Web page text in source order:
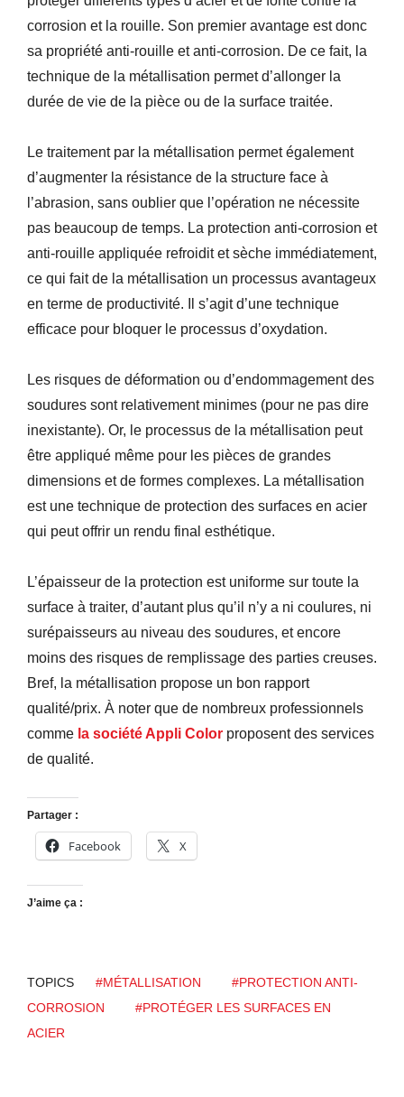
corrosion et la rouille. Son premier avantage est donc
sa propriété anti-rouille et anti-corrosion. De ce fait, la
technique de la métallisation permet d’allonger la
durée de vie de la pièce ou de la surface traitée.
Le traitement par la métallisation permet également
d’augmenter la résistance de la structure face à
l’abrasion, sans oublier que l’opération ne nécessite
pas beaucoup de temps. La protection anti-corrosion et
anti-rouille appliquée refroidit et sèche immédiatement,
ce qui fait de la métallisation un processus avantageux
en terme de productivité.
Il s’agit d’une technique
efficace pour bloquer le processus d’oxydation.
Les risques de déformation ou d’endommagement des
soudures sont relativement minimes (pour ne pas dire
inexistante). Or, le processus de la métallisation peut
être appliqué même pour les pièces de grandes
dimensions et de formes complexes. La métallisation
est une technique de protection des surfaces en acier
qui peut offrir un rendu final esthétique.
L’épaisseur de la protection est uniforme sur toute la
surface à traiter, d’autant plus qu’il n’y a ni coulures, ni
surépaisseurs au niveau des soudures, et encore
moins des risques de remplissage des parties creuses.
Bref, la métallisation propose un bon rapport
qualité/prix. À noter que de nombreux professionnels
comme la société Appli Color proposent des services
de qualité.
Partager :
Facebook X
J’aime ça :
TOPICS #MÉTALLISATION
#PROTECTION ANTI-
CORROSION
#PROTÉGER LES SURFACES EN
ACIER